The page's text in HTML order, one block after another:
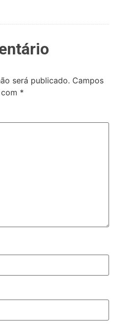
será publicado. Campos
*